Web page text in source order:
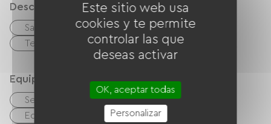
Descripción
Sala de estar / Salón
Terreno privado cercado
Terraza
Equipos
Secadora de ropa
Lave linge
Equipo de planchado
Secador de pelo
Este sitio web usa
cookies y te permite
controlar las que
deseas activar
OK, aceptar todas
Personalizar